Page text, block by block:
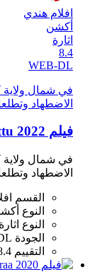
افلام هندي
أكشن
اثارة
8.4
WEB-DL
في شمال ولاية
الاضطهاد
فيلم Padavettu 2022 مترجم HD
في شمال ولاية
الاضطهاد
القسم
النوع
النوع اثارة
الجودة
التقييم / 10